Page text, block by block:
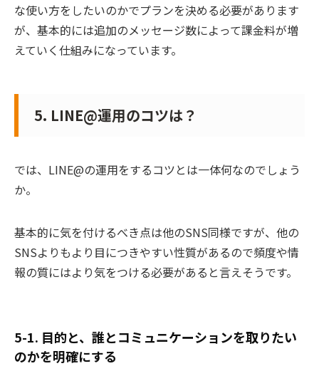
な使い方をしたいのかでプランを決める必要があります
が、基本的には追加のメッセージ数によって課金料が増
えていく仕組みになっています。
5. LINE@運用のコツは？
では、LINE@の運用をするコツとは一体何なのでしょう
か。
基本的に気を付けるべき点は他のSNS同様ですが、他の
SNSよりもより目につきやすい性質があるので頻度や情
報の質にはより気をつける必要があると言えそうです。
5-1. 目的と、誰とコミュニケーションを取りたい
のかを明確にする